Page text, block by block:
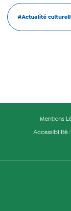
#Actualité
Mentions
Accessibilité